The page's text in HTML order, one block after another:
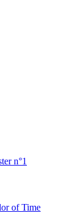
n°1
of Time